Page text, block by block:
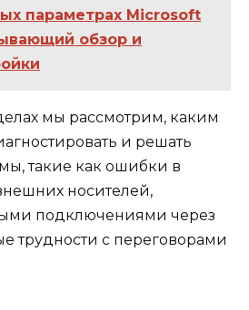
параметрах Microsoft
обзор и
мы рассмотрим, каким
и решать
такие как ошибки в
носителей,
подключениями через
трудности с переговорами